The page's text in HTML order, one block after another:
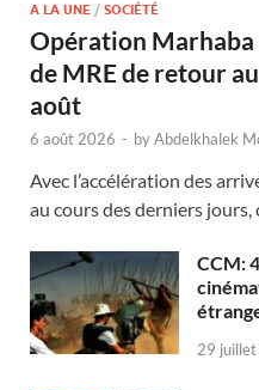
A LA UNE / SOCIÉTÉ
Opération Marhaba
de MRE de retour
août
6 août 2026 - byAbdelkhalek
Avec l’accélération des
au cours des derniers jours,
CCM:
29